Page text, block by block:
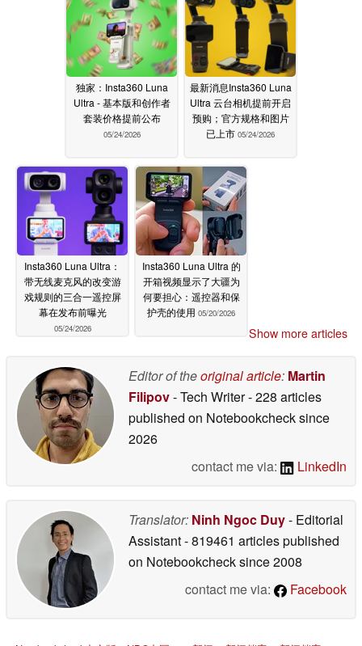
独家：Insta360 Luna
Ultra - 基本版和创作者
套装价格提前公布
05/24/2026
最新消息Insta360 Luna
Ultra 云台相机提前开启
预购；官方规格和图片
已上市 05/24/2026
Insta360 Luna Ultra：
带无线麦克风的改变游
戏规则的三合一遥控屏
幕在发布前曝光
05/24/2026
Insta360 Luna Ultra 的
开箱视频显示了大疆为
何要担心：遥控器和保
护壳的使用 05/20/2026
Show more articles
Editor of theoriginal article: Martin
Filipov- Tech Writer- 228 articles
published on Notebookchecksince
2026
contact me via:
LinkedIn
Translator: Ninh Ngoc Duy- Editorial
Assistant- 819461 articles published
on Notebookchecksince 2008
contact me via:
Facebook